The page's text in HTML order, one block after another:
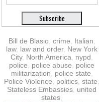
Bill de Blasio crime Italian
law, law and order, New York
City, North America nypd
police
police abuse
police
militarization
police state
Police Violence
politics state
Stateless Embassies united
states